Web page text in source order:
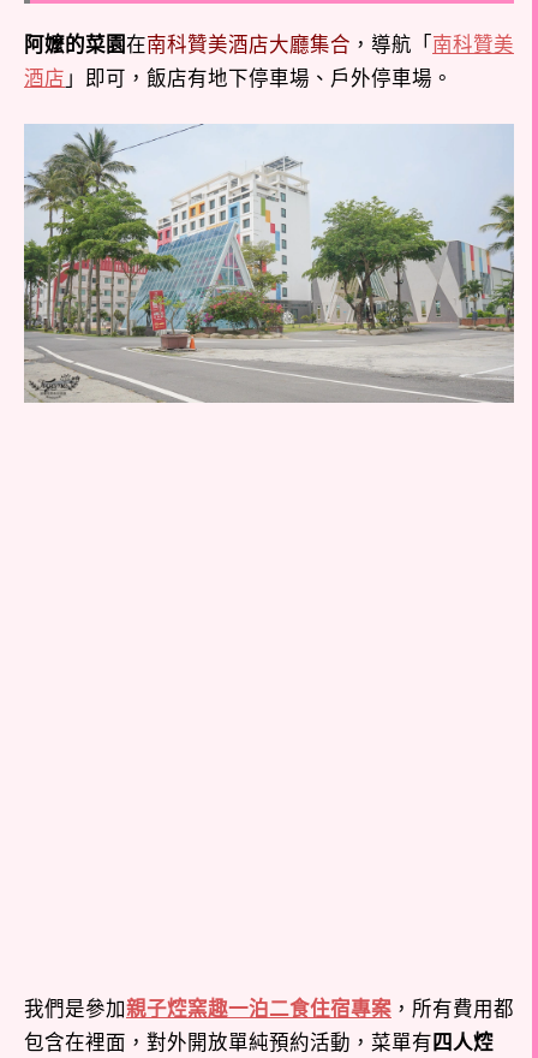
阿嬤的菜園在南科贊美酒店大廳集合 ，導航「南科贊美
酒店 」即可，飯店有地下停車場、戶外停車場。
我們是參加親子焢窯趣一泊二食住宿專案 ，所有費用都
包含在裡面，對外開放單純預約活動，菜單有四人焢